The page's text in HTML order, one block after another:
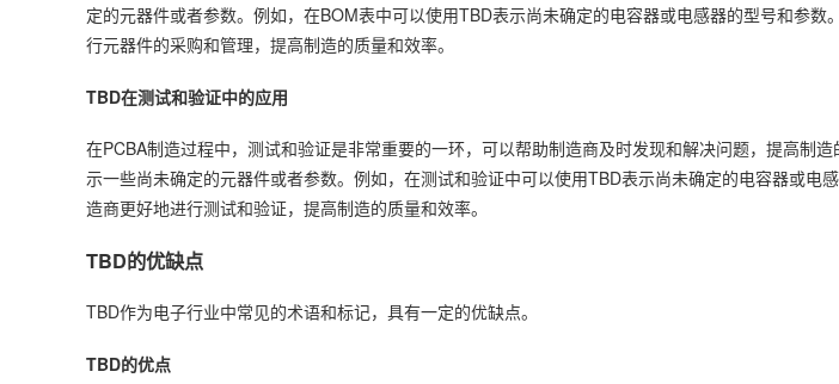
定的元器件或者参数。例如，在BOM表中可以使用TBD表示尚未确定的电容器或电感器的型号和参
行元器件的采购和管理，提高制造的质量和效率。
TBD在测试和验证中的应用
在PCBA制造过程中，测试和验证是非常重要的一环，可以帮助制造商及时发现和解决问题，提高制
示一些尚未确定的元器件或者参数。例如，在测试和验证中可以使用TBD表示尚未确定的电容器或电
造商更好地进行测试和验证，提高制造的质量和效率。
TBD的优缺点
TBD作为电子行业中常见的术语和标记，具有一定的优缺点。
TBD的优点